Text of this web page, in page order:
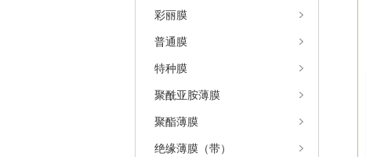
彩丽膜
普通膜
特种膜
聚酰亚胺薄膜
聚酯薄膜
绝缘薄膜（带）